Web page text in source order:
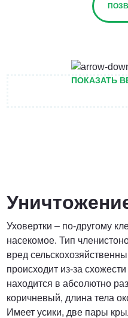
от
ПОКАЗАТЬ
Уховертки – по-другому
насекомое. Тип
вред
происходит из-за
находится в абсолютно
коричневый, длина тела
Имеет усики, две пары